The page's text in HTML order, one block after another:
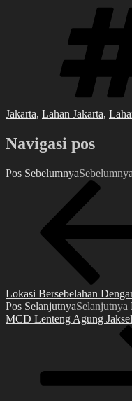
Jakarta, Lahan Jakarta,
Navigasi pos
Pos SebelumnyaSebelumnya
Lokasi Bersebelahan
Pos SelanjutnyaSelanjutnya
MCD Lenteng Agung Jaksel